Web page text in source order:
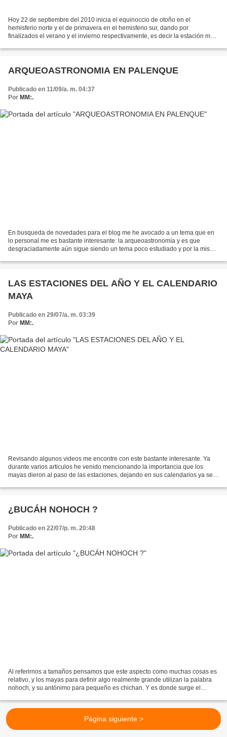
Hoy 22 de septiembre del 2010 inicia el equinoccio de otoño en el
hemisferio norte y el de primavera en el hemisferio sur, dando por
finalizados el verano y el invierno respectivamente, es decir la estación mas
ARQUEOASTRONOMIA EN PALENQUE
Publicado en 11/09/a. m. 04:37
Por MM:.
En busqueda de novedades para el blog me he avocado a un tema que en
lo personal me es bastante interesante: la arqueoastronomía y es que
desgraciadamente aún sigue siendo un tema poco estudiado y por la misma
LAS ESTACIONES DEL AÑO Y EL CALENDARIO
MAYA
Publicado en 29/07/a. m. 03:39
Por MM:.
Revisando algunos videos me encontre con este bastante interesante. Ya
durante varios articulos he venido mencionando la importancia que los
mayas dieron al paso de las estaciones, dejando en sus calendarios ya sea
¿BUCÁH NOHOCH ?
Publicado en 22/07/p. m. 20:48
Por MM:.
Al referirnos a tamaños pensamos que este aspecto como muchas cosas es
relativo, y los mayas para definir algo realmente grande utilizan la palabra
nohoch, y su antónimo para pequeño es chichan. Y es donde surge el
Página siguiente >